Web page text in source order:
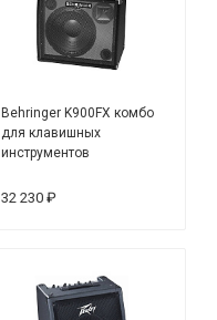
Behringer K900FX комбо
для клавишных
инструментов
32 230 ₽